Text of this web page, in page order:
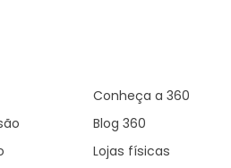
Conheça a 360
Blog 360
Lojas físicas